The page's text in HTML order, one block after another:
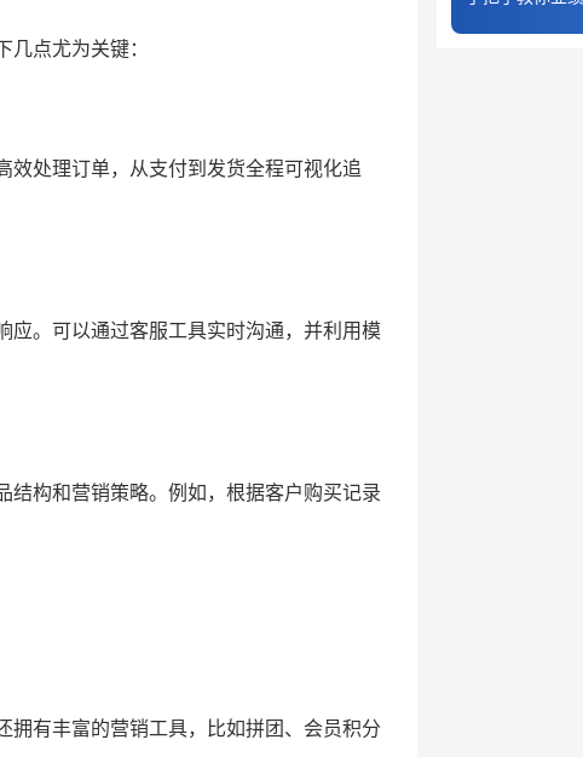
点尤为关键：
效处理订单，从支付到发货全程可视化追
应。可以通过客服工具实时沟通，并利用模
构和营销策略。例如，根据客户购买记录
拥有丰富的营销工具，比如拼团、会员积分